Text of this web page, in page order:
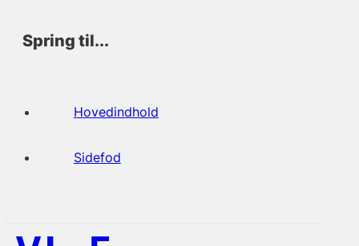
Spring til...
Hovedindhold
Sidefod